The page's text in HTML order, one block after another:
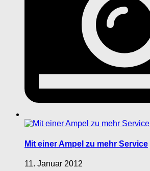
Mit einer Ampel zu mehr Service
11. Januar 2012